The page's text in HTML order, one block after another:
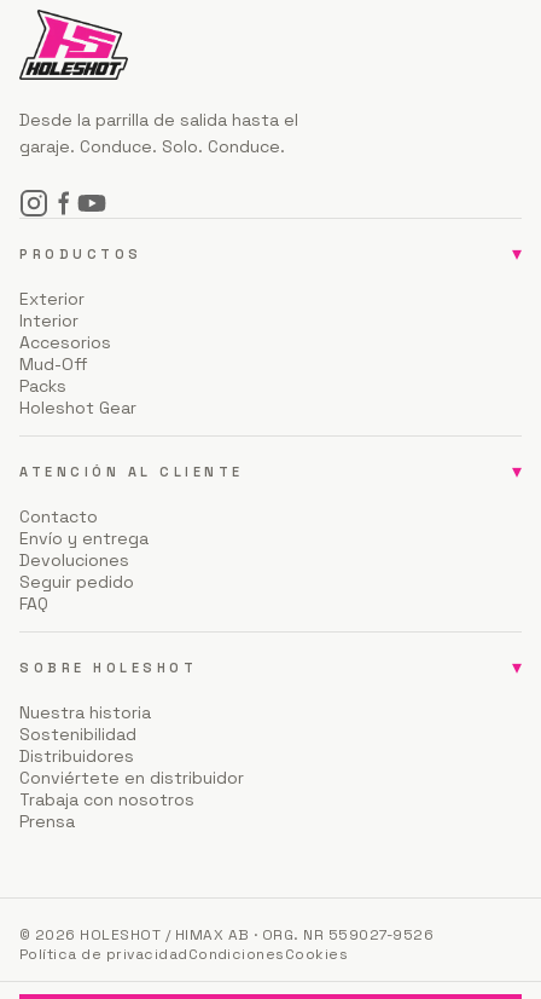
Desde la parrilla de salida hasta el
garaje. Conduce. Solo. Conduce.
PRODUCTOS ▾
Exterior
Interior
Accesorios
Mud-Off
Packs
Holeshot Gear
ATENCIÓN AL CLIENTE ▾
Contacto
Envío y entrega
Devoluciones
Seguir pedido
FAQ
SOBRE HOLESHOT ▾
Nuestra historia
Sostenibilidad
Distribuidores
Conviértete en distribuidor
Trabaja con nosotros
Prensa
© 2026 HOLESHOT / HIMAX AB · ORG. NR 559027-9526
Política de privacidadCondicionesCookies